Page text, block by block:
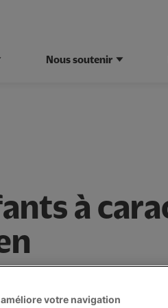
Nous soutenir
à
votre navigation